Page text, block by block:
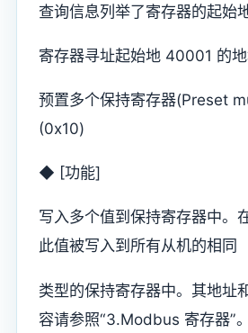
查询信息列举了寄存器的起始
寄存器寻址起始地 40001 的
预置多个保持寄存器(Preset
(0x10)
◆ [功能]
写入多个值到保持寄存器中。
此值被写入到所有从机的相同
类型的保持寄存器中。其地址
容请参照“3.Modbus 寄存器”。